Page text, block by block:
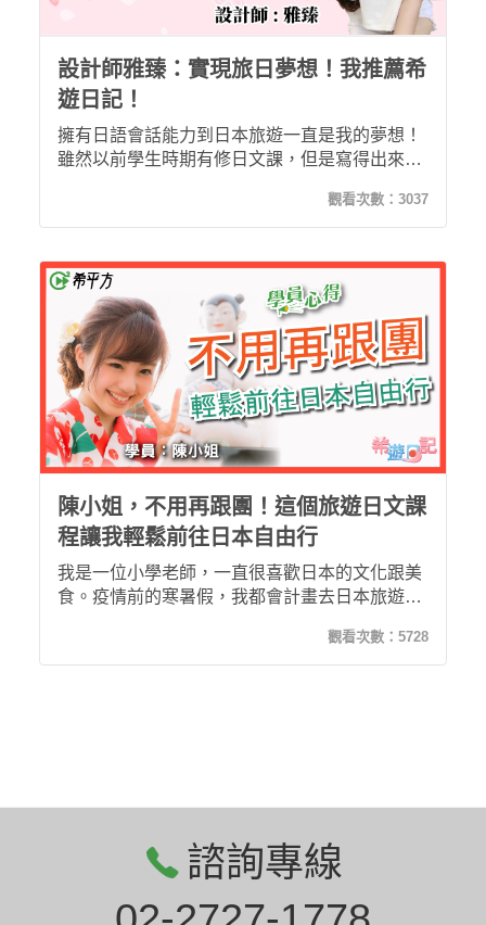
設計師雅臻：實現旅日夢想！我推薦希
遊日記！
擁有日語會話能力到日本旅遊一直是我的夢想！
雖然以前學生時期有修日文課，但是寫得出來講
方的希遊日記～課程設計可以學習到發音、口
說、對話！內容相當的豐富！推薦給想學習日文
觀看次數： 3037
陳小姐，不用再跟團！這個旅遊日文課
程讓我輕鬆前往日本自由行
我是一位小學老師，一直很喜歡日本的文化跟美
食。疫情前的寒暑假，我都會計畫去日本旅遊。
去，從來沒有自由行過。最近，越來越多朋友都
建議我改試看看自由行，便宜又好玩，只要會基
觀看次數： 5728
諮詢專線